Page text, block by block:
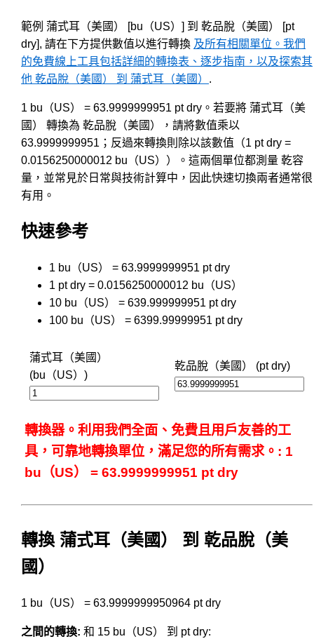
範例 蒲式耳（美國） [bu（US）] 到 乾品脫（美國） [pt
dry], 請在下方提供數值以進行轉換 及所有相關單位。我們
的免費線上工具包括詳細的轉換表、逐步指南，以及探索其
他 乾品脫（美國） 到 蒲式耳（美國） .
1 bu（US） = 63.9999999951 pt dry。若要將 蒲式耳（美
國） 轉換為 乾品脫（美國），請將數值乘以
63.9999999951；反過來轉換則除以該數值（1 pt dry =
0.0156250000012 bu（US））。這兩個單位都測量 乾容
量，並常見於日常與技術計算中，因此快速切換兩者通常很
有用。
快速參考
1 bu（US） = 63.9999999951 pt dry
1 pt dry = 0.0156250000012 bu（US）
10 bu（US） = 639.999999951 pt dry
100 bu（US） = 6399.99999951 pt dry
蒲式耳（美國）
(bu（US）)
乾品脫（美國） (pt dry)
轉換器。利用我們全面、免費且用戶友善的工
具，可靠地轉換單位，滿足您的所有需求。: 1
bu（US） = 63.9999999951 pt dry
轉換 蒲式耳（美國） 到 乾品脫（美
國）
1 bu（US） = 63.9999999950964 pt dry
之間的轉換: 和 15 bu（US） 到 pt dry: